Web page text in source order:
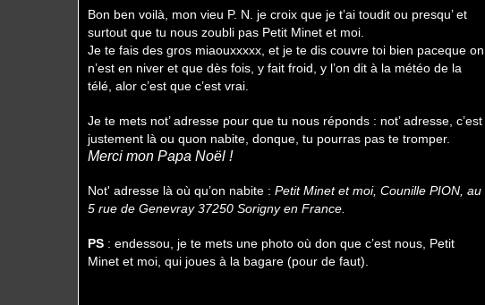
Bon ben voilà, mon vieu P. N. je croix que je t’ai toudit ou presqu’ et
surtout que tu nous zoubli pas Petit Minet et moi.
Je te fais des gros miaouxxxxx, et je te dis couvre toi bien paceque on
n’est en niver et que dès fois, y fait froid, y l’on dit à la météo de la
télé, alor c’est que c’est vrai.
Je te mets not’ adresse pour que tu nous réponds : not’ adresse, c’est
justement là ou quon nabite, donque, tu pourras pas te tromper.
Merci mon Papa Noël !
Not' adresse là où qu’on nabite :Petit Minet et moi, Counille PION, au
5 rue de Genevray 37250 Sorigny en France.
PS : endessou, je te mets une photo où don que c’est nous, Petit
Minet et moi, qui joues à la bagare (pour de faut).